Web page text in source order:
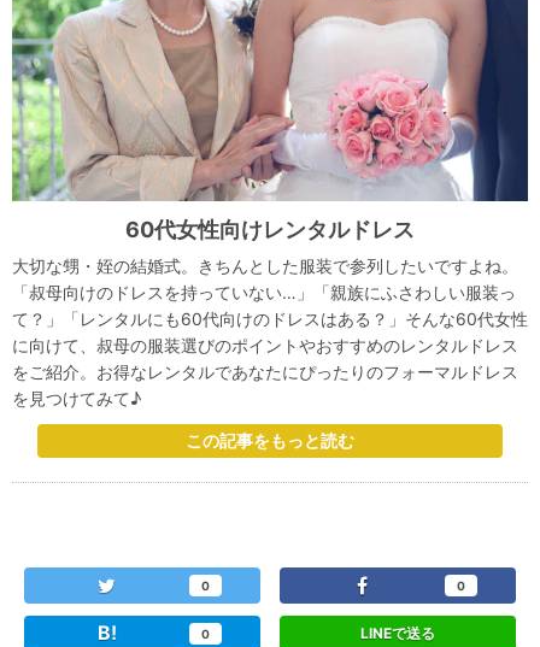
60代女性向けレンタルドレス
大切な甥・姪の結婚式。きちんとした服装で参列したいですよね。
「叔母向けのドレスを持っていない…」「親族にふさわしい服装っ
て？」「レンタルにも60代向けのドレスはある？」そんな60代女性
に向けて、叔母の服装選びのポイントやおすすめのレンタルドレス
をご紹介。お得なレンタルであなたにぴったりのフォーマルドレス
を見つけてみて♪
この記事をもっと読む
0 0
B! 0 LINEで送る